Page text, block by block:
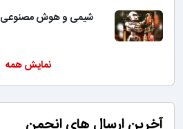
شیمی و هوش مصنوعی
نمایش همه
آخرین ارسال های انجمن